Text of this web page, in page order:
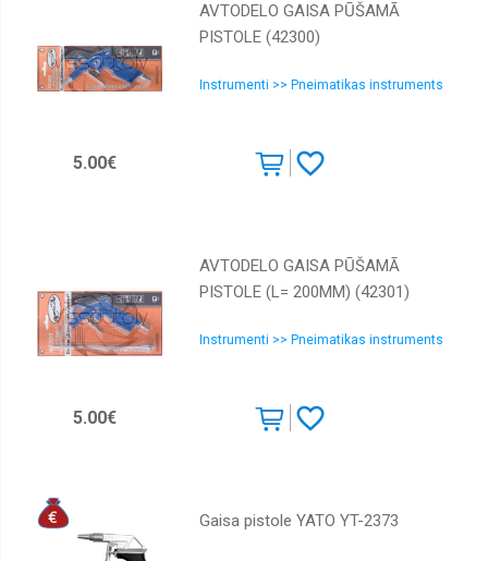
AVTODELO GAISA PŪŠAMĀ
PISTOLE (42300)
Instrumenti >> Pneimatikas instruments
5.00€
AVTODELO GAISA PŪŠAMĀ
PISTOLE (L= 200MM) (42301)
Instrumenti >> Pneimatikas instruments
5.00€
Gaisa pistole YATO YT-2373